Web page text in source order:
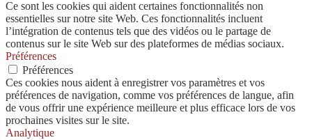
Ce sont les cookies qui aident certaines fonctionnalités non
essentielles sur notre site Web. Ces fonctionnalités incluent
l’intégration de contenus tels que des vidéos ou le partage de
contenus sur le site Web sur des plateformes de médias sociaux.
Préférences
Préférences
Ces cookies nous aident à enregistrer vos paramètres et vos
préférences de navigation, comme vos préférences de langue, afin
de vous offrir une expérience meilleure et plus efficace lors de vos
prochaines visites sur le site.
Analytique